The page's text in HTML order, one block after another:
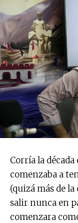
Corría la
comenzaba a
(quizá más de
salir nunca en
comenzara